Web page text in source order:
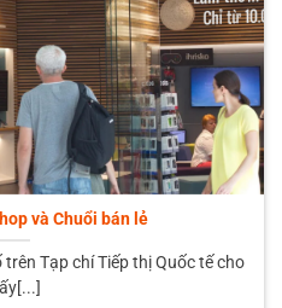
và Chuổi bán lẻ
Tạp chí Tiếp thị Quốc tế cho